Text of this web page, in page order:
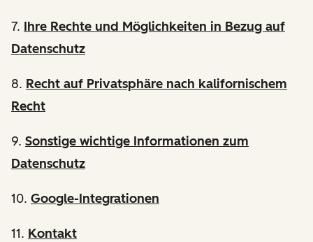
7. Ihre Rechte und Möglichkeiten in Bezug auf
Datenschutz
8. Recht auf Privatsphäre nach kalifornischem
Recht
9. Sonstige wichtige Informationen zum
Datenschutz
10. Google-Integrationen
11. Kontakt